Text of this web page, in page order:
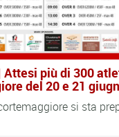
Attesi più di 300
del 20 e 21
si sta